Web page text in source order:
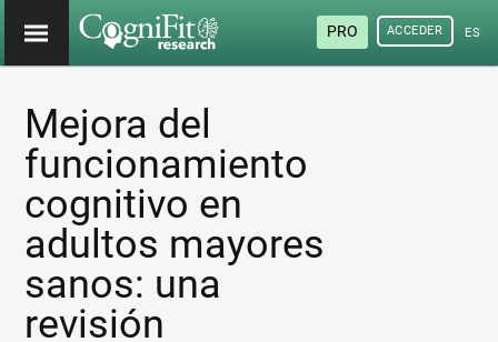
PRO ACCEDER
Mejora del
funcionamiento
cognitivo en
adultos mayores
sanos: una
revisión